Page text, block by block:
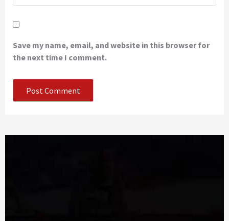
Save my name, email, and website in this browser for
the next time I comment.